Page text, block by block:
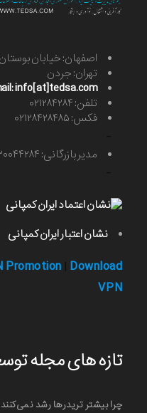
اصفهان: خیابان
تهران: جردن
info[at]tedsa.com
تلفن: ۰۲۱۲۸۴۲۸۴
فکس: ۰۲۱۲۸۴۲۸۴۸۵
مدیر بازرگانی: ۰۹۳۳۰۰۴۴۲۸۴
نشان اعتبار ایران کمپانی
Promotion Download
VPN
تازه های مجله